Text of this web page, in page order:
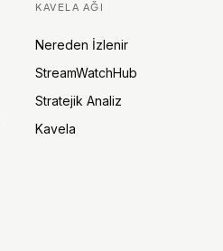
KAVELA AĞI
Nereden İzlenir
StreamWatchHub
Stratejik Analiz
Kavela